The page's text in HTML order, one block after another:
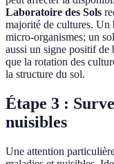
Laboratoire des Sols
majorité de cultures. Un
micro-organismes; un
aussi un signe positif de
que la rotation des
la structure du sol.
Étape 3 :
nuisibles
Une attention